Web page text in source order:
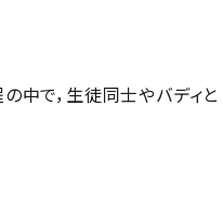
中で，生徒同士やバディと